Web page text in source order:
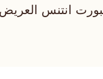
انتنس العريض